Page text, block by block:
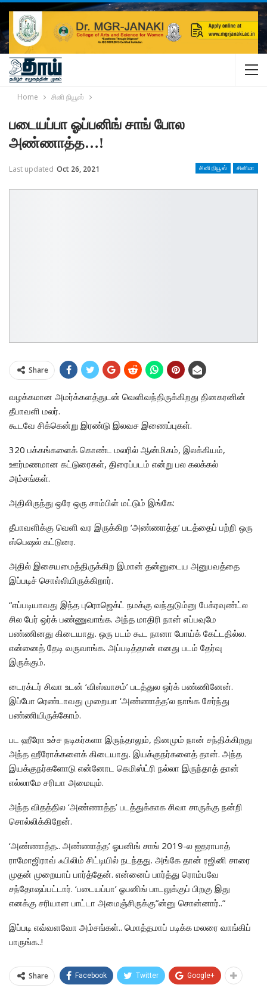
Home சினி நியூஸ்
படையப்பா ஓப்பனிங் சாங் போல
அண்ணாத்த…!
சினி நியூஸ் சினிமா
Last updated Oct 26, 2021
Share
வழக்கமான அமர்க்களத்துடன் வெளிவந்திருக்கிறது தினகரனின்
தீபாவளி மலர்.
கூடவே சிக்கென்று இரண்டு இலவச இணைப்புகள்.
320 பக்கங்களைக் கொண்ட மலரில் ஆன்மிகம், இலக்கியம்,
ஊர்மணமான கட்டுரைகள், திரைப்படம் என்று பல கலக்கல்
அம்சங்கள்.
அதிலிருந்து ஒரே ஒரு சாம்பிள் மட்டும் இங்கே:
தீபாவளிக்கு வெளி வர இருக்கிற ‘அண்ணாத்த’ படத்தைப் பற்றி ஒரு
ஸ்பெஷல் கட்டுரை.
அதில் இசையமைத்திருக்கிற இமான் தன்னுடைய அனுபவத்தை
இப்படிச் சொல்லியிருக்கிறார்.
“எப்படியாவது இந்த புரொஜெக்ட் நமக்கு வந்துடும்னு பேக்ரவுண்ட்ல
சில பேர் ஒர்க் பண்ணுவாங்க. அந்த மாதிரி நான் எப்பவுமே
பண்ணினது கிடையாது. ஒரு படம் கூட நானா போய்க் கேட்டதில்ல.
என்னைத் தேடி வருவாங்க. அப்படித்தான் எனது படம் தேர்வு
இருக்கும்.
டைரக்டர் சிவா உடன் ‘விஸ்வாசம்’ படத்துல ஒர்க் பண்ணினேன்.
இப்போ ரெண்டாவது முறையா ‘அண்ணாத்த’ல நாங்க சேர்ந்து
பண்ணியிருக்கோம்.
பட ஹீரோ உச்ச நடிகர்களா இருந்தாலும், தினமும் நான் சந்திக்கிறது
அந்த ஹீரோக்களைக் கிடையாது. இயக்குநர்களைத் தான். அந்த
இயக்குநர்களோடு என்னோட கெமிஸ்ட்ரி நல்லா இருந்தாத் தான்
எல்லாமே சரியா அமையும்.
அந்த விதத்தில ‘அண்ணாத்த’ படத்துக்காக சிவா சாருக்கு நன்றி
சொல்லிக்கிறேன்.
‘அண்ணாத்த.. அண்ணாத்த’ ஓபனிங் சாங் 2019-ல ஐதராபாத்
ராமோஜிராவ் ஃபிலிம் சிட்டியில் நடந்தது. அங்கே தான் ரஜினி சாரை
முதன் முறையாப் பார்த்தேன். என்னைப் பார்த்து ரொம்பவே
சந்தோஷப்பட்டார். ‘படையப்பா’ ஓபனிங் பாடலுக்குப் பிறகு இது
எனக்கு சரியான பாட்டா அமைஞ்சிருக்கு”ன்னு சொன்னார்..”
இப்படி எவ்வளவோ அம்சங்கள்.. மொத்தமாப் படிக்க மலரை வாங்கிப்
பாருங்க..!
Share Facebook Twitter Google+